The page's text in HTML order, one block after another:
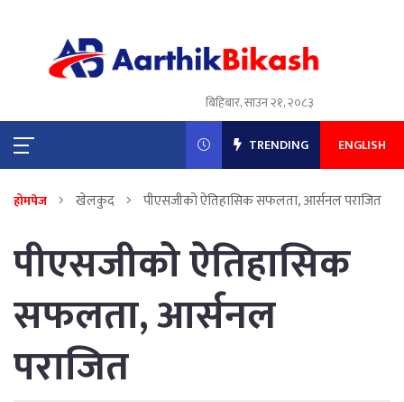
बिहिबार, साउन २१, २०८३
TRENDING ENGLISH
होमपेज खेलकुद पीएसजीको ऐतिहासिक सफलता, आर्सनल पराजित
पीएसजीको ऐतिहासिक
सफलता, आर्सनल
पराजित